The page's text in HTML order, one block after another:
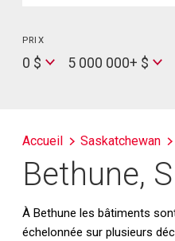
PRIX
0 $
Max
5 000 000+ $
Accueil Saskatchewan
Bethune,
À Bethune les bâtiments
échelonnée sur plusieurs